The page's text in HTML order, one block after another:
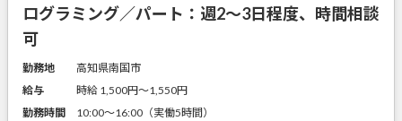
ログラミング／パート：週2～3日程度、時間相談
可
勤務地
高知県南国市
給与
時給 1,500円〜1,550円
勤務時間
10:00～16:00（実働5時間）